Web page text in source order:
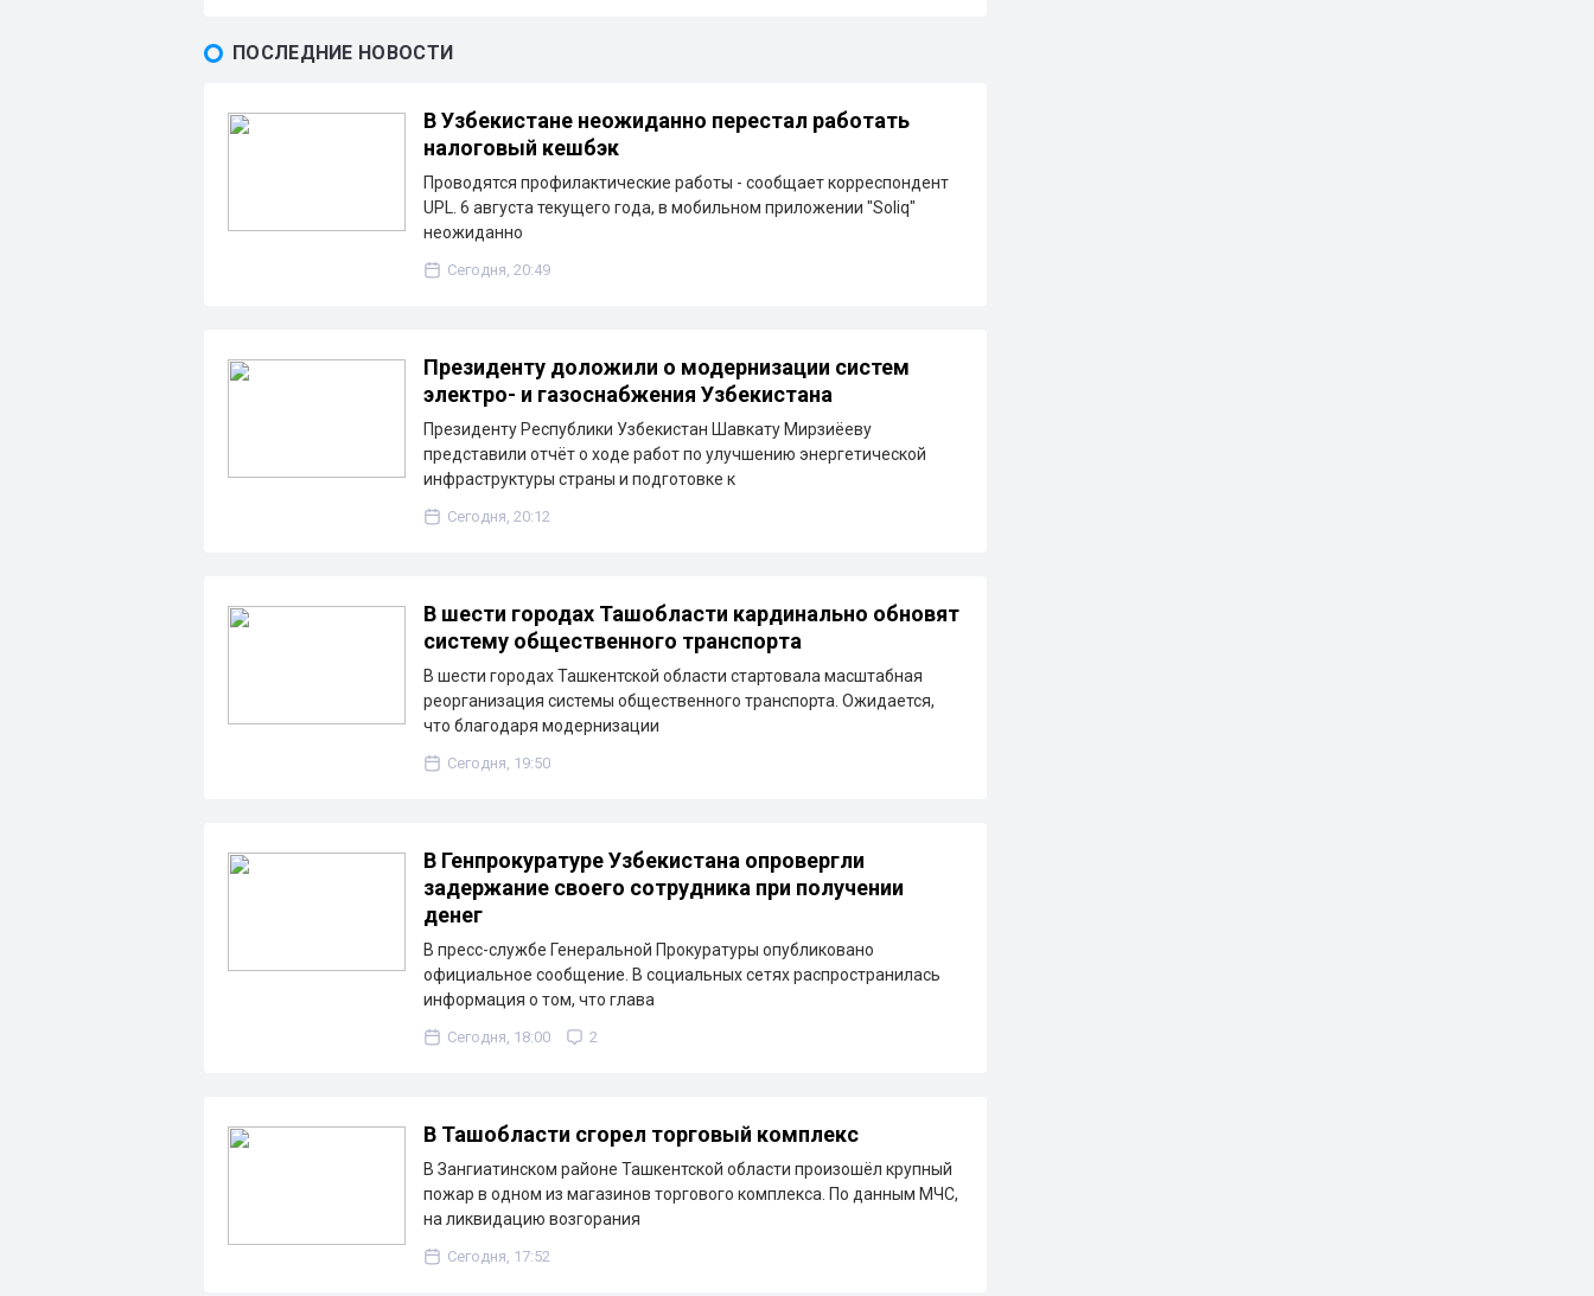
ПОСЛЕДНИЕ НОВОСТИ
В Узбекистане неожиданно перестал работать
налоговый кешбэк
Проводятся профилактические работы - сообщает корреспондент
UPL. 6 августа текущего года, в мобильном приложении "Soliq"
неожиданно
Сегодня, 20:49
Президенту доложили о модернизации систем
электро- и газоснабжения Узбекистана
Президенту Республики Узбекистан Шавкату Мирзиёеву
представили отчёт о ходе работ по улучшению энергетической
инфраструктуры страны и подготовке к
Сегодня, 20:12
В шести городах Ташобласти кардинально обновят
систему общественного транспорта
В шести городах Ташкентской области стартовала масштабная
реорганизация системы общественного транспорта. Ожидается,
что благодаря модернизации
Сегодня, 19:50
В Генпрокуратуре Узбекистана опровергли
задержание своего сотрудника при получении
денег
В пресс-службе Генеральной Прокуратуры опубликовано
официальное сообщение. В социальных сетях распространилась
информация о том, что глава
Сегодня, 18:00 2
В Ташобласти сгорел торговый комплекс
В Зангиатинском районе Ташкентской области произошёл крупный
пожар в одном из магазинов торгового комплекса. По данным МЧС,
на ликвидацию возгорания
Сегодня, 17:52